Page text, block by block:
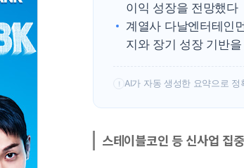
이익 성장을 전망했다
계열사 다날엔터테인
지와 장기 성장 기반
! AI가 자동 생성한 요약으로
스테이블코인 등 신사업 집중